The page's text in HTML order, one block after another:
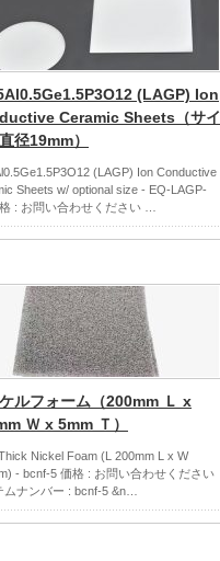
(LAGP) Ion
Ceramic Sheets（サイ
径19mm）
(LAGP) Ion Conductive
Sheets w/ optional size - EQ-LAGP-
: お問い合わせください …
ルフォーム（200mm Ｌ x
Ｗ x 5mm Ｔ）
Nickel Foam (L 200mm L x W
- bcnf-5 価格 : お問い合わせください
ムナンバー : bcnf-5 &n…